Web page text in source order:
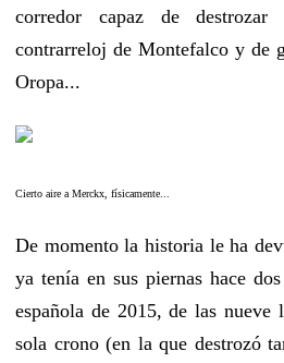
corredor capaz de
contrarreloj de Montefalco y de
Oropa...
Cierto aire a Merckx, físicamente...
De momento la historia le ha
ya tenía en sus piernas hace
española de 2015, de las nueve
sola crono (en la que destrozó